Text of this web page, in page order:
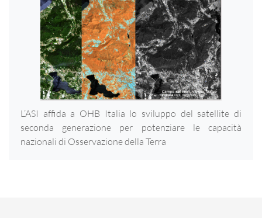
L’ASI affida a OHB Italia lo sviluppo del satellite di
seconda generazione per potenziare le capacità
nazionali di Osservazione della Terra